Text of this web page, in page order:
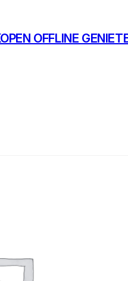
OFFLINE